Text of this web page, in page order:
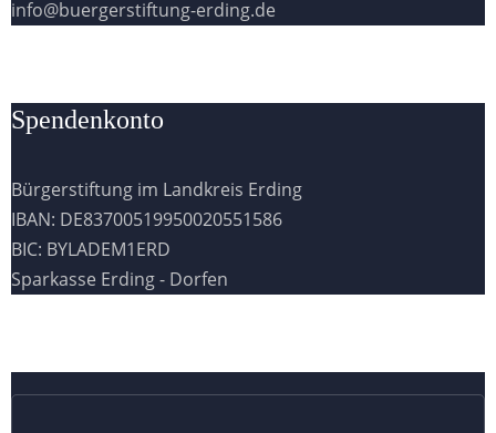
info@buergerstiftung-erding.de
Spendenkonto
Bürgerstiftung im Landkreis Erding
IBAN: DE83700519950020551586
BIC: BYLADEM1ERD
Sparkasse Erding - Dorfen